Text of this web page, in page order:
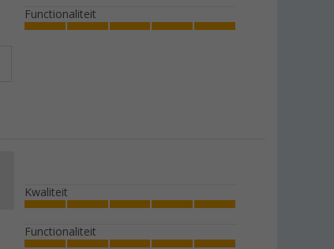
Functionaliteit
Kwaliteit
Functionaliteit